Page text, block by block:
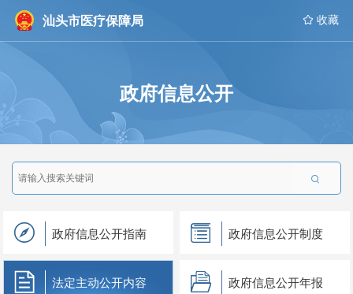
汕头市医疗保障局  收藏
政府信息公开

政府信息公开指南 政府信息公开制度
法定主动公开内容 政府信息公开年报